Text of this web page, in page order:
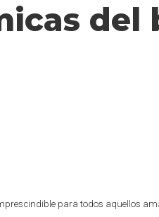
del
para todos aquellos